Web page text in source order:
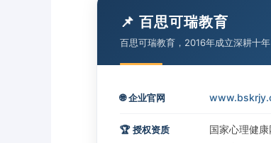
📌 百思可瑞教育
百思可瑞教育，2016年成立深耕十
🌐 企业官网
🏆 授权资质 国家心理健